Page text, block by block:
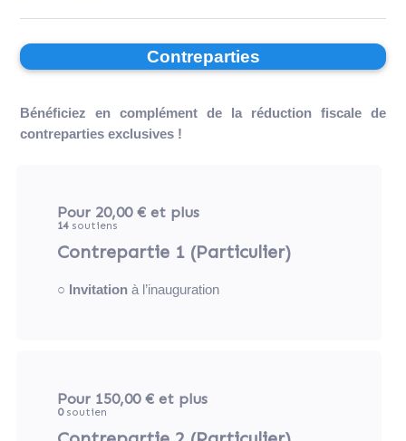
Contreparties
Bénéficiez en complément de la réduction fiscale de
contreparties exclusives !
Pour 20,00 € et plus
14soutiens
Contrepartie 1 (Particulier)
○ Invitationà l’inauguration
Pour 150,00 € et plus
0soutien